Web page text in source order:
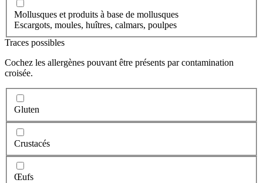
Mollusques et produits à base de mollusques
Escargots, moules, huîtres, calmars, poulpes
Traces possibles
Cochez les allergènes pouvant être présents par contamination
croisée.
Gluten
Crustacés
Œufs